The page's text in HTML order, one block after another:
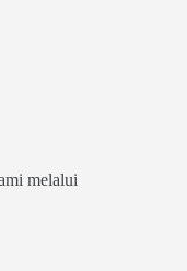
melalui